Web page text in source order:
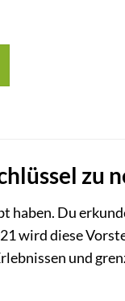
zu
Du
wird diese
und